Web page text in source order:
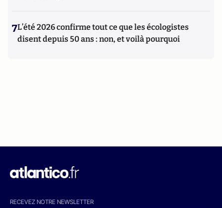
7L’été 2026 confirme tout ce que les écologistes
disent depuis 50 ans : non, et voilà pourquoi
RECEVEZ NOTRE NEWSLETTER